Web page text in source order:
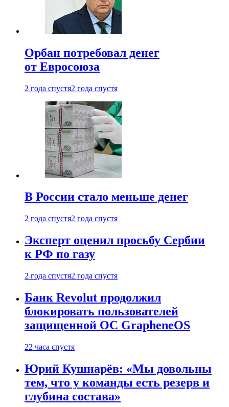
Орбан потребовал денег
от Евросоюза
2 года спустя2 года спустя
В России стало меньше денег
2 года спустя2 года спустя
Эксперт оценил просьбу Сербии
к РФ по газу
2 года спустя2 года спустя
Банк Revolut продолжил
блокировать пользователей
защищенной ОС GrapheneOS
22 часа спустя
Юрий Кушнарёв: «Мы довольны
тем, что у команды есть резерв и
глубина состава»